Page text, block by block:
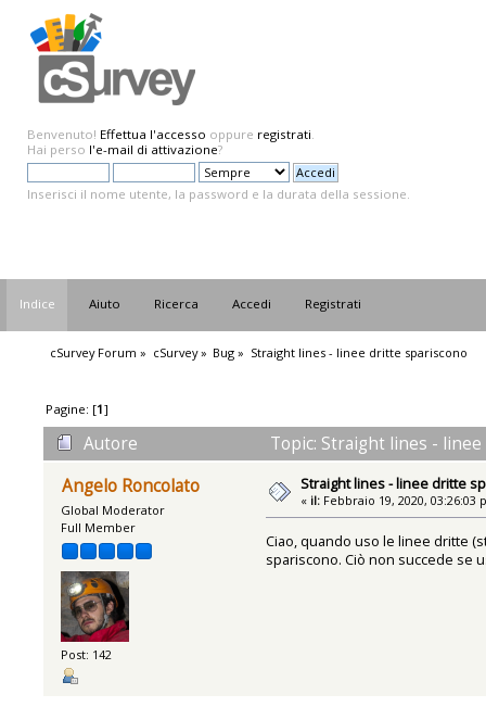
Benvenuto! Effettua l'accesso oppure registrati.
Hai perso l'e-mail di attivazione?
Inserisci il nome utente, la password e la durata della sessione.
Indice Aiuto Ricerca Accedi Registrati
cSurvey Forum » cSurvey» Bug » Straight lines - linee dritte spariscono
Pagine: [1]
Autore
Topic: Straight lines -
Angelo Roncolato
Global Moderator
Full Member
Post: 142
Straight lines - linee dritte
« il: Febbraio 19, 2020, 03:26:03
Ciao, quando uso le linee dritte
spariscono. Ciò non succede se